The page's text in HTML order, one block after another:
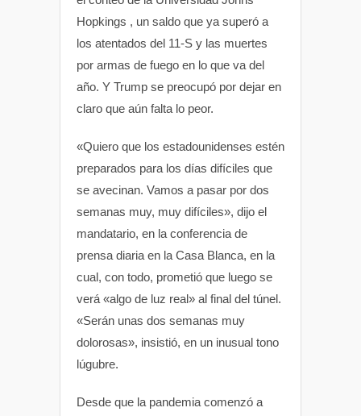
Hopkings , un saldo que ya superó a
los atentados del 11-S y las muertes
por armas de fuego en lo que va del
año. Y Trump se preocupó por dejar en
claro que aún falta lo peor.
«Quiero que los estadounidenses estén
preparados para los días difíciles que
se avecinan. Vamos a pasar por dos
semanas muy, muy difíciles», dijo el
mandatario, en la conferencia de
prensa diaria en la Casa Blanca, en la
cual, con todo, prometió que luego se
verá «algo de luz real» al final del túnel.
«Serán unas dos semanas muy
dolorosas», insistió, en un inusual tono
lúgubre.
Desde que la pandemia comenzó a